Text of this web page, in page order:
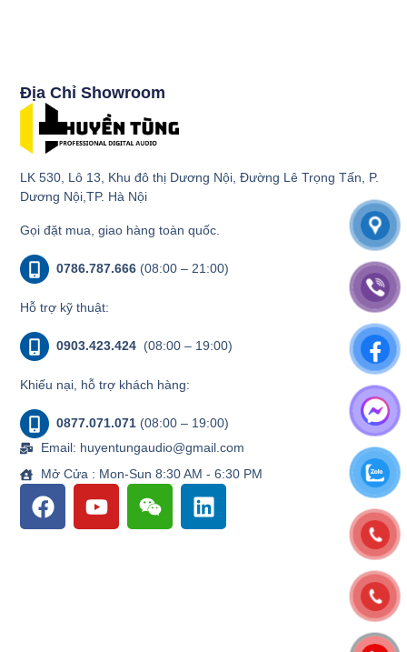
Địa Chỉ Showroom
LK 530, Lô 13, Khu đô thị Dương Nội, Đường Lê Trọng Tấn, P.
Dương Nội,TP. Hà Nội
Gọi đặt mua, giao hàng toàn quốc.
0786.787.666 (08:00 – 21:00)
Hỗ trợ kỹ thuật:
0903.423.424 (08:00 – 19:00)
Khiếu nại, hỗ trợ khách hàng:
0877.071.071 (08:00 – 19:00)
Email: huyentungaudio@gmail.com
Mở Cửa : Mon-Sun 8:30 AM - 6:30 PM